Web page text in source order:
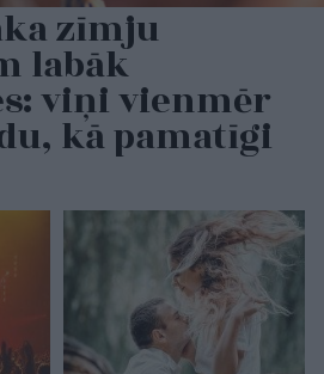
zīmju
labāk
viņi vienmēr
kā pamatīgi